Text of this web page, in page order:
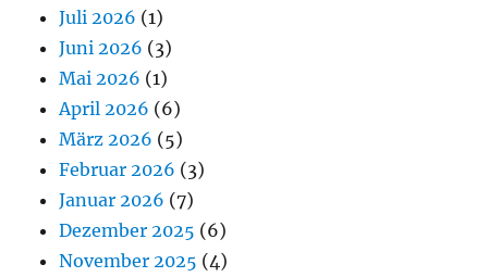
Juli 2026 (1)
Juni 2026 (3)
Mai 2026 (1)
April 2026 (6)
März 2026 (5)
Februar 2026 (3)
Januar 2026 (7)
Dezember 2025 (6)
November 2025 (4)